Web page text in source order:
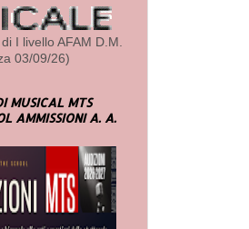
I livello AFAM D.M.
03/09/26)
MUSICAL MTS
AMMISSIONI A. A.